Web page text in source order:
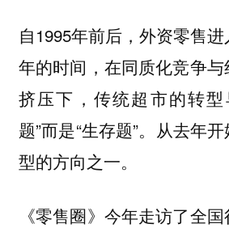
自1995年前后，外资零售
年的时间，在同质化竞争
挤压下，传统超市的转型
题”而是“生存题”。从去年
型的方向之一。
《零售圈》今年走访了全